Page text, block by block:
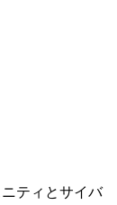
ティとサイバ